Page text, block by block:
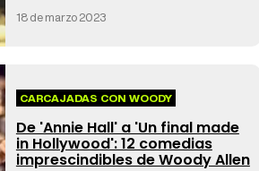
18 de marzo 2023
CARCAJADAS CON WOODY
De 'Annie Hall' a 'Un final made
in Hollywood': 12 comedias
imprescindibles de Woody Allen